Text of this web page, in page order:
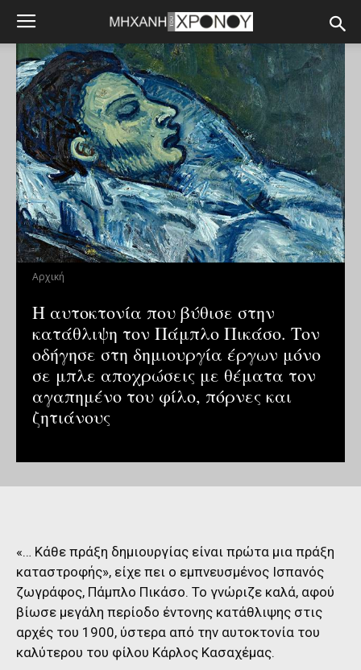
Αρχική
Η αυτοκτονία που βύθισε στην
κατάθλιψη τον Πάμπλο Πικάσο. Τον
οδήγησε στη δημιουργία έργων μόνο
σε μπλε αποχρώσεις με θέματα τον
αγαπημένο του φίλο, πόρνες και
ζητιάνους
«… Κάθε πράξη δημιουργίας είναι πρώτα μια πράξη
καταστροφής», είχε πει ο εμπνευσμένος Ισπανός
ζωγράφος, Πάμπλο Πικάσο. Το γνώριζε καλά, αφού
βίωσε μεγάλη περίοδο έντονης κατάθλιψης στις
αρχές του 1900, ύστερα από την αυτοκτονία του
καλύτερου του φίλου Κάρλος Κασαχέμας.